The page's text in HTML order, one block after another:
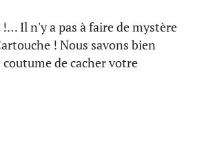
Il n'y a pas à faire de mystère
! Nous savons bien
de cacher votre